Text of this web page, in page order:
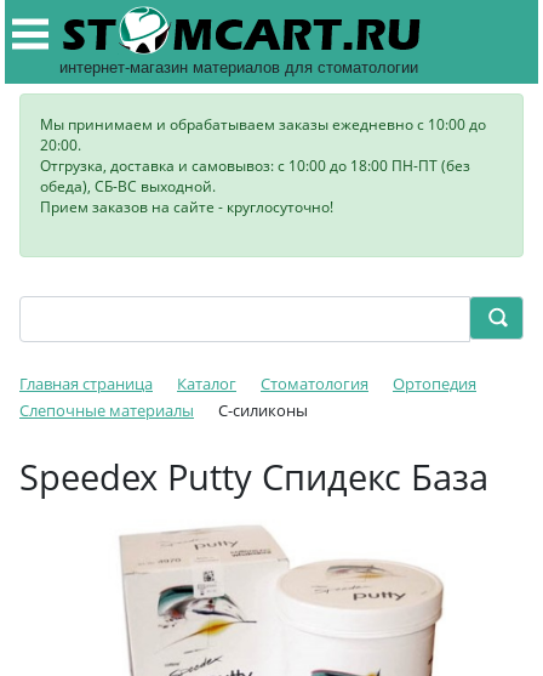
интернет-магазин материалов для стоматологии
Мы принимаем и обрабатываем заказы ежедневно с 10:00 до
20:00.
Отгрузка, доставка и самовывоз: с 10:00 до 18:00 ПН-ПТ (без
обеда), СБ-ВС выходной.
Прием заказов на сайте - круглосуточно!
Главная страница Каталог Стоматология
Ортопедия
Слепочные материалы
C-силиконы
Speedex Putty Спидекс База